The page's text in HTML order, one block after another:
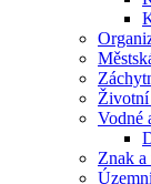
Životní
Vodné
Znak a